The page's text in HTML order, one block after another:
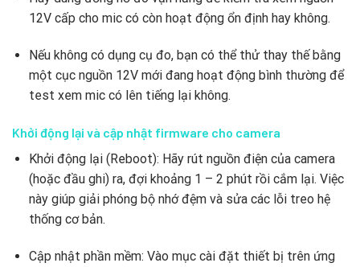
12V cấp cho mic có còn hoạt động ổn định hay không.
Nếu không có dụng cụ đo, bạn có thể thử thay thế bằng
một cục nguồn 12V mới đang hoạt động bình thường để
test xem mic có lên tiếng lại không.
Khởi động lại và cập nhật firmware cho camera
Khởi động lại (Reboot): Hãy rút nguồn điện của camera
(hoặc đầu ghi) ra, đợi khoảng 1 – 2 phút rồi cắm lại. Việc
này giúp giải phóng bộ nhớ đệm và sửa các lỗi treo hệ
thống cơ bản.
Cập nhật phần mềm: Vào mục cài đặt thiết bị trên ứng